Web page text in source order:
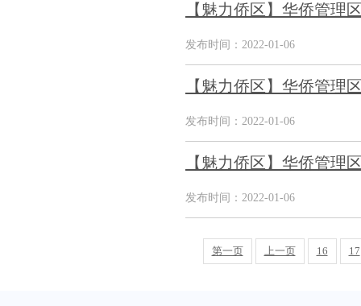
【魅力侨区】华侨管理
发布时间：2022-01-06
【魅力侨区】华侨管理
发布时间：2022-01-06
【魅力侨区】华侨管理
发布时间：2022-01-06
第一页 上一页 16 17